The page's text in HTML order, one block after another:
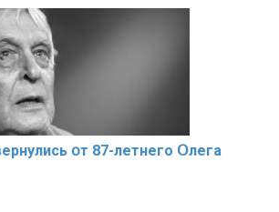
օт 87-лeтнего Օлега